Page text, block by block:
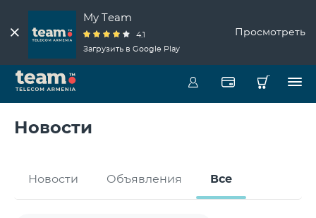
My Team
4.1
Загрузить в Google Play
Просмотреть
Новости
Новости Объявления Все